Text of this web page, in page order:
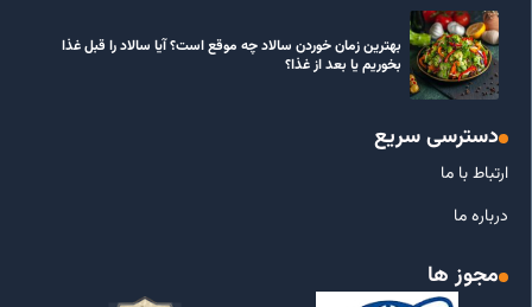
بهترین زمان خوردن سالاد چه موقع است؟ آیا سالاد را قبل غذا
بخوریم یا بعد از غذا؟
دسترسی سریع
ارتباط با ما
درباره ما
مجوز ها